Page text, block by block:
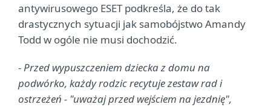
antywirusowego ESET podkreśla, że do tak
drastycznych sytuacji jak samobójstwo Amandy
Todd w ogóle nie musi dochodzić.
-Przed wypuszczeniem dziecka z domu na
podwórko, każdy rodzic recytuje zestaw rad i
ostrzeżeń - "uważaj przed wejściem na jezdnię",